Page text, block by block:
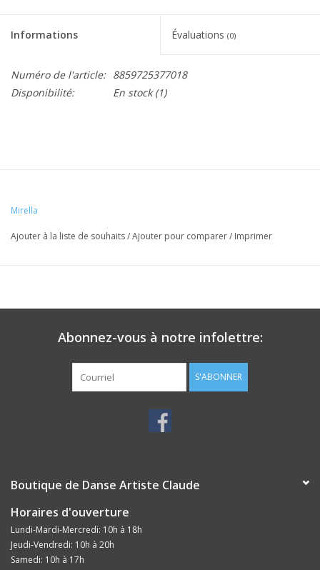
Informations Évaluations (0)
Numéro de l'article: 8859725377018
Disponibilité:
En stock(1)
Mirella
Ajouter à la liste de souhaits/Ajouter pour comparer/ Imprimer
Abonnez-vous à notre infolettre:
S'ABONNER
Boutique de Danse Artiste Claude
Horaires d'ouverture
Lundi-Mardi-Mercredi: 10h à 18h
Jeudi-Vendredi: 10h à 20h
Samedi: 10h à 17h